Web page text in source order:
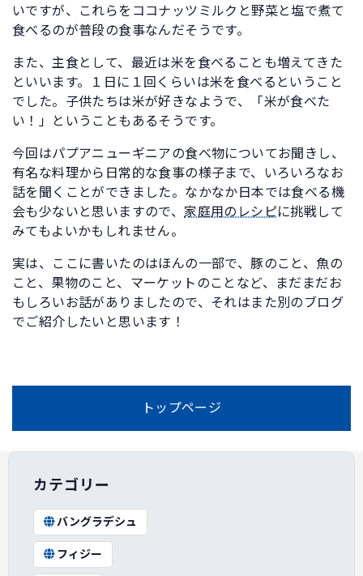
いですが、これらをココナッツミルクと野菜と塩で煮て
食べるのが普段の食事なんだそうです。
また、主食として、最近は米を食べることも増えてきた
といいます。１日に１回くらいは米を食べるということ
でした。子供たちは米が好きなようで、「米が食べた
い！」ということもあるそうです。
今回はパプアニューギニアの食べ物についてお聞きし、
有名な料理から日常的な食事の様子まで、いろいろなお
話を聞くことができました。なかなか日本では食べる機
会も少ないと思いますので、家庭用のレシピに挑戦して
みてもよいかもしれません。
実は、ここに書いたのはほんの一部で、豚のこと、魚の
こと、果物のこと、マーケットのことなど、まだまだお
もしろいお話がありましたので、それはまた別のブログ
でご紹介したいと思います！
トップページ
カテゴリー
バングラデシュ
フィジー